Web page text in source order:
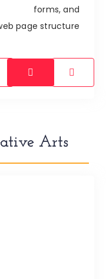
forms, and
page structure.
Arts